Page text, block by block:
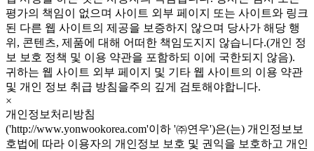
평가의 책임이 없으며 사이트 외부 페이지 또는 사이트와 링크
된 다른 웹 사이트의 제공을 보증하지 않으며 당사가 해당 행
위, 콘텐츠, 제품에 대해 어떠한 책임도지지 않습니다.(개인 정
보 보호 정책 및 이용 약관을 포함하되 이에 국한되지 않음).
귀하는 웹 사이트 외부 페이지 및 기타 웹 사이트의 이용 약관
및 개인 정보 취급 방침을주의 깊게 검토해야합니다.
×
개인정보처리방침
('http://www.yonwookorea.com'이하 '㈜연우')은(는) 개인정보보
호법에 따라 이용자의 개인정보 보호 및 권익을 보호하고 개인